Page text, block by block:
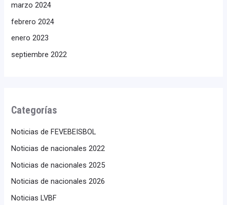
marzo 2024
febrero 2024
enero 2023
septiembre 2022
Categorías
Noticias de FEVEBEISBOL
Noticias de nacionales 2022
Noticias de nacionales 2025
Noticias de nacionales 2026
Noticias LVBF